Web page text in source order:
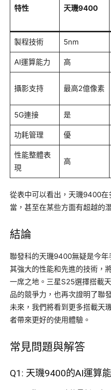
特性 天璣9400
製程技術 5nm
AI運算能力 高
攝影支持 最高2億像素
5G連接 是
功耗管理 優
性能整體表
現
高
從表中可以看出，天璣9400
當，甚至在某些方面有超越的
結論
聯發科的天璣9400無疑是今
其強大的性能和先進的技術，
一席之地。三星S25選擇搭載
品的競爭力，也再次證明了聯
未來，我們將看到更多搭載天
者帶來更好的使用體驗。
常見問題與解答
Q1: 天璣9400的AI運算